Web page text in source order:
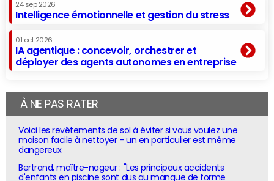
24 sep 2026
Intelligence émotionnelle et gestion du stress
01 oct 2026
IA agentique : concevoir, orchestrer et
déployer des agents autonomes en entreprise
À NE PAS RATER
Voici les revêtements de sol à éviter si vous voulez une
maison facile à nettoyer - un en particulier est même
dangereux
Bertrand, maître-nageur : "Les principaux accidents
d'enfants en piscine sont dus au manque de forme